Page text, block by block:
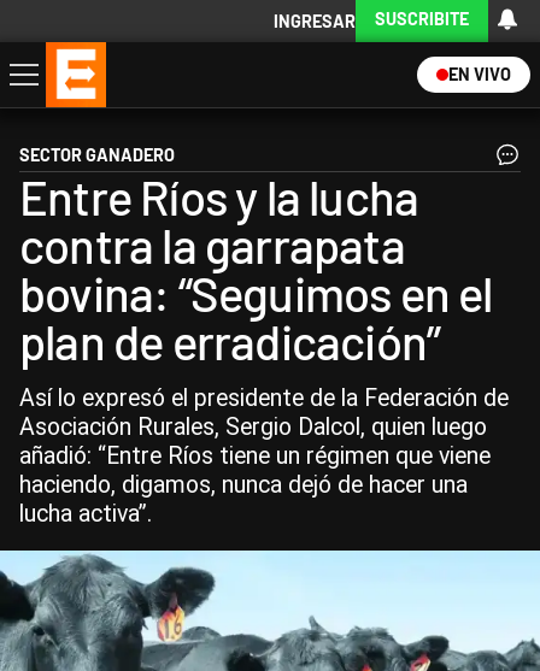
INGRESAR SUSCRIBITE
EN VIVO
Economía
Política
Internacional
Actualidad
Descargá la App
SECTOR GANADERO
Entre Ríos y la lucha
contra la garrapata
bovina: “Seguimos en el
plan de erradicación”
Así lo expresó el presidente de la Federación de
Asociación Rurales, Sergio Dalcol, quien luego
añadió: “Entre Ríos tiene un régimen que viene
haciendo, digamos, nunca dejó de hacer una
lucha activa”.